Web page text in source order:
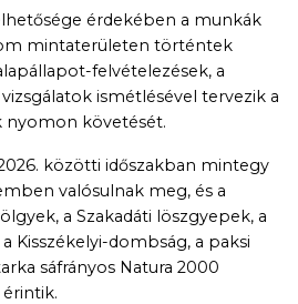
érdekében a munkák
mintaterületen történtek
felvételezések, a
ismétlésével tervezik a
nyomon követését.
közötti időszakban mintegy
valósulnak meg, és a
a Szakadáti löszgyepek, a
Kisszékelyi-dombság, a paksi
sáfrányos Natura 2000